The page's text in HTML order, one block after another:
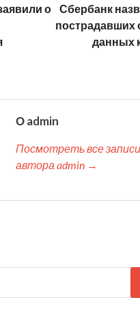
о
Сбербанк
пострадавших
данных
О admin
Посмотреть все записи
автора admin →